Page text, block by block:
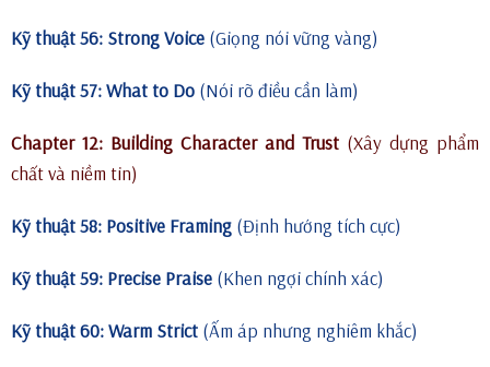
Kỹ thuật 56: Strong Voice (Giọng nói vững vàng)
Kỹ thuật 57: What to Do (Nói rõ điều cần làm)
Chapter 12: Building Character and Trust (Xây dựng phẩm
chất và niềm tin)
Kỹ thuật 58: Positive Framing (Định hướng tích cực)
Kỹ thuật 59: Precise Praise (Khen ngợi chính xác)
Kỹ thuật 60: Warm Strict (Ấm áp nhưng nghiêm khắc)